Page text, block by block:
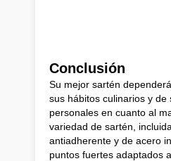
Conclusión
Su mejor sartén
sus hábitos culinarios y de
personales en cuanto al
variedad de sartén,
antiadherente y de acero
puntos fuertes adaptados